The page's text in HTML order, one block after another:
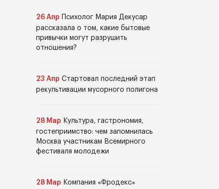
26 Апр
Психолог Мария Декусар
рассказала о том, какие бытовые
привычки могут разрушить
отношения?
23 Апр Стартовал последний этап
рекультивации мусорного полигона
28 Мар Культура, гастрономия,
гостеприимство: чем запомнилась
Москва участникам Всемирного
фестиваля молодежи
28 Мар Компания «Фродекс»